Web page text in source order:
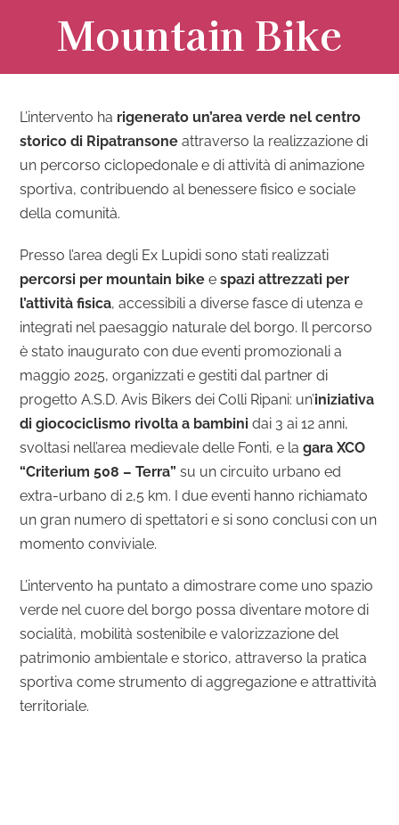
Mountain Bike
L’intervento ha rigenerato un’area verde nel centro
storico di Ripatransone attraverso la realizzazione di
un percorso ciclopedonale e di attività di animazione
sportiva, contribuendo al benessere fisico e sociale
della comunità.
Presso l’area degli Ex Lupidi sono stati realizzati
percorsi per mountain bike espazi attrezzati per
l’attività fisica, accessibili a diverse fasce di utenza e
integrati nel paesaggio naturale del borgo. Il percorso
è stato inaugurato con due eventi promozionali a
maggio 2025, organizzati e gestiti dal partner di
progetto A.S.D. Avis Bikers dei Colli Ripani: un’iniziativa
di giocociclismo rivolta a bambini dai 3 ai 12 anni,
svoltasi nell’area medievale delle Fonti, e la gara XCO
“Criterium 508 – Terra”su un circuito urbano ed
extra-urbano di 2,5 km. I due eventi hanno richiamato
un gran numero di spettatori e si sono conclusi con un
momento conviviale.
L’intervento ha puntato a dimostrare come uno spazio
verde nel cuore del borgo possa diventare motore di
socialità, mobilità sostenibile e valorizzazione del
patrimonio ambientale e storico, attraverso la pratica
sportiva come strumento di aggregazione e attrattività
territoriale.